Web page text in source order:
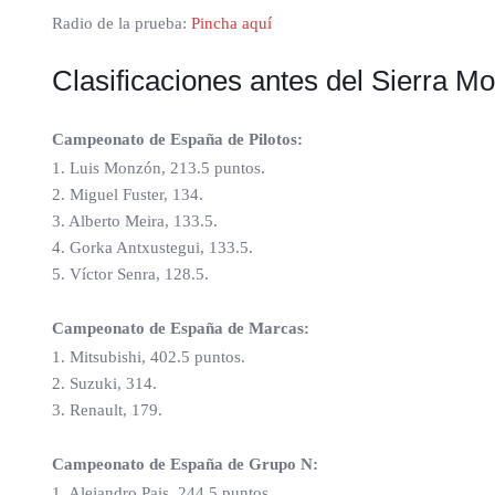
Radio de la prueba: Pincha aquí
Clasificaciones antes del Sierra
Campeonato de España de Pilotos:
1. Luis Monzón, 213.5 puntos.
2. Miguel Fuster, 134.
3. Alberto Meira, 133.5.
4. Gorka Antxustegui, 133.5.
5. Víctor Senra, 128.5.
Campeonato de España de Marcas:
1. Mitsubishi, 402.5 puntos.
2. Suzuki, 314.
3. Renault, 179.
Campeonato de España de Grupo N: